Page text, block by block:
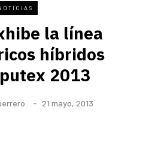
la línea
híbridos
2013
21 mayo, 2013